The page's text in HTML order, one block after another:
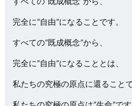
完全に”自由”になることです。
すべての”既成概念”から、
完全に”自由”になることとは、
私たちの究極の原点に還ることで